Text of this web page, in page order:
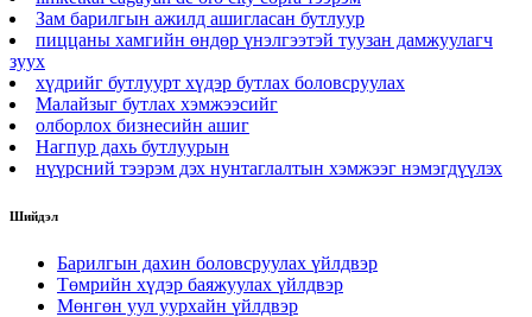
Зам барилгын ажилд ашигласан бутлуур
пиццаны хамгийн өндөр үнэлгээтэй туузан дамжуулагч
зуух
хүдрийг бутлуурт хүдэр бутлах боловсруулах
Малайзыг бутлах хэмжээсийг
олборлох бизнесийн ашиг
Нагпур дахь бутлуурын
нүүрсний тээрэм дэх нунтаглалтын хэмжээг нэмэгдүүлэх
Шийдэл
Барилгын дахин боловсруулах үйлдвэр
Төмрийн хүдэр баяжуулах үйлдвэр
Мөнгөн уул уурхайн үйлдвэр